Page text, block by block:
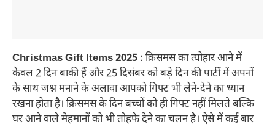
Christmas Gift Items 2025 : क्रिसमस का त्योहार आने में
केवल 2 दिन बाकी हैं और 25 दिसंबर को बड़े दिन की पार्टी में अपनों
के साथ जश्न मनाने के अलावा आपको गिफ्ट भी लेने-देने का ध्यान
रखना होता है। क्रिसमस के दिन बच्चों को ही गिफ्ट नहीं मिलते बल्कि
घर आने वाले मेहमानों को भी तोहफे देने का चलन है। ऐसे में कई बार